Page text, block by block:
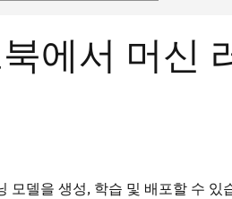
에서 머신
델을 생성, 학습 및 배포할 수 있